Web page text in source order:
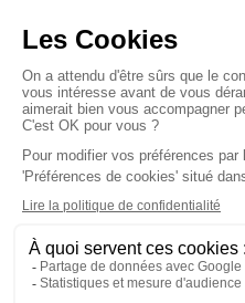
© LN
Politique de
Conditions
Plan